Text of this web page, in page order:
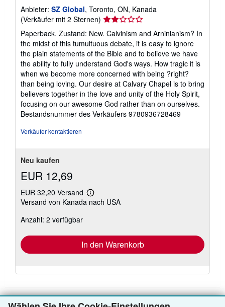
Anbieter: SZ Global, Toronto, ON, Kanada
(Verkäufer mit 2 Sternen) Verkäuferbewertung
von
5
Sternen
Paperback. Zustand: New. Calvinism and Arninianism? In
the midst of this tumultuous debate, it is easy to ignore
the plain statements of the Bible and to believe we have
the ability to fully understand God's ways. How tragic it is
when we become more concerned with being ?right?
than being loving. Our desire at Calvary Chapel is to bring
believers together in the love and unity of the Holy Spirit,
focusing on our awesome God rather than on ourselves.
Bestandsnummer des Verkäufers 9780936728469
Verkäufer kontaktieren
Neu kaufen
EUR 12,69
EUR 32,20 Versand
Weitere
Informationen
Versand von Kanada nach USA
Anzahl: 2 verfügbar
In den Warenkorb